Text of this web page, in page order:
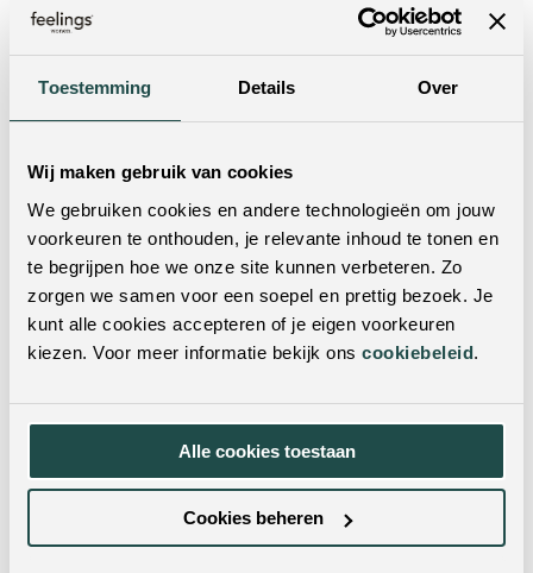
Toestemming Details Over
Wij maken gebruik van cookies
We gebruiken cookies en andere technologieën om jouw
voorkeuren te onthouden, je relevante inhoud te tonen en
te begrijpen hoe we onze site kunnen verbeteren. Zo
zorgen we samen voor een soepel en prettig bezoek. Je
kunt alle cookies accepteren of je eigen voorkeuren
kiezen. Voor meer informatie bekijk ons cookiebeleid.
Alle cookies toestaan
Cookies beheren
Sierkussen Carter | crème
| polyester
59.95
Plaid Justin | wit | stof
19.95